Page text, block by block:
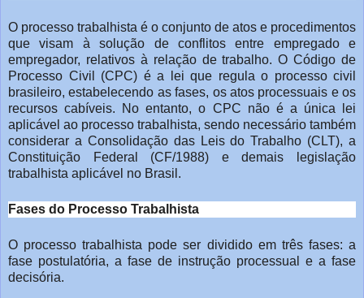
O processo trabalhista é o conjunto de atos e procedimentos
quevisam à solução de conflitos entre empregado e
empregador, relativos à relação de trabalho. O Código de
Processo Civil (CPC) é a lei que regula o processo civil
brasileiro, estabelecendo as fases, os atos processuais e os
recursoscabíveis. No entanto, o CPC não é a única lei
aplicável ao processo trabalhista, sendo necessário também
considerar a Consolidação das Leis doTrabalho (CLT), a
Constituição Federal (CF/1988) e demais legislação
trabalhista aplicável no Brasil.
Fases do Processo Trabalhista
O processo trabalhista pode ser dividido em três fases: a
fase postulatória, a fase de instrução processual e a fase
decisória.